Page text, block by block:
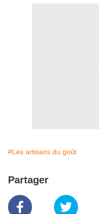
#Les artisans du goût
Partager